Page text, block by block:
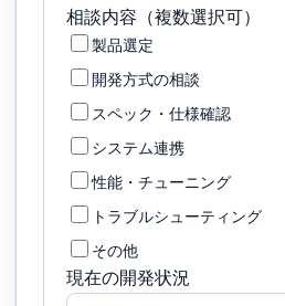
相談内容（複数選択可）
製品選定
開発方式の相談
スペック・仕様確認
システム連携
性能・チューニング
トラブルシューティング
その他
現在の開発状況